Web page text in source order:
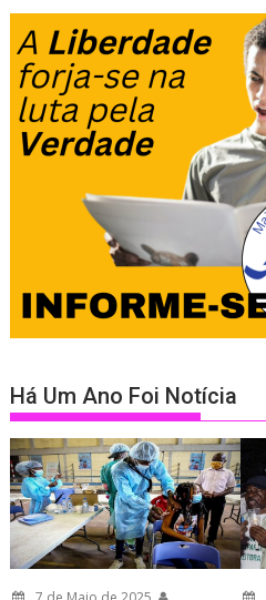
Há Um Ano Foi Notícia